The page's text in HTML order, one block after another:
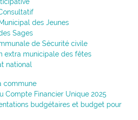
des Jeunes
Sages
de Sécurité civile
extra municipale des fêtes
national
commune
Compte Financier Unique 2025
budgétaires et budget pour